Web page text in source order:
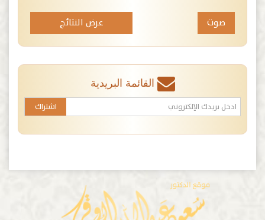
عرض النتائج
القائمة البريدية